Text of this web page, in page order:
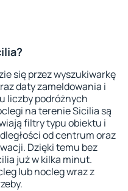
się przez wyszukiwarkę
daty zameldowania i
liczby podróżnych
na terenie Sicilia są
filtry typu obiektu i
od centrum oraz
Dzięki temu bez
już w kilka minut.
lub nocleg wraz z